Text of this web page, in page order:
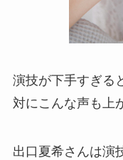
演技が下手すぎる
対にこんな声も上
出口夏希さんは演